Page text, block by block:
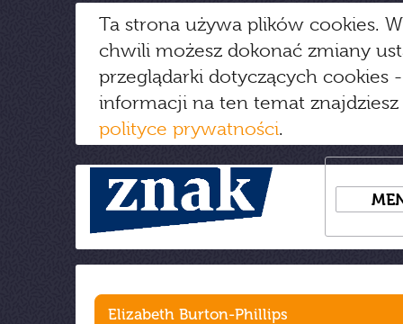
Ta strona używa plików cookies.
chwili możesz dokonać zmiany
przeglądarki dotyczących cookies
informacji na ten temat
polityce prywatności.
Elizabeth Burton-Phillips